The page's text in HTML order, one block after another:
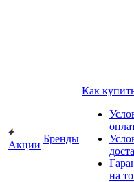
Акции
Бренды
Как
на